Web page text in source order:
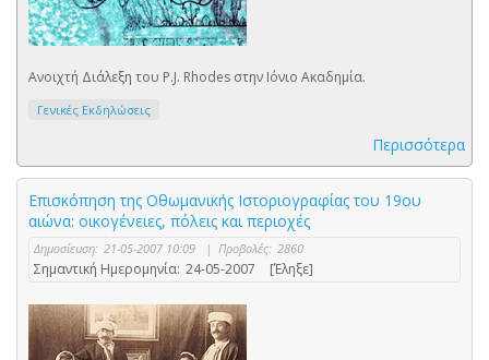
Ανοιχτή Διάλεξη του P.J. Rhodes στην Ιόνιο Ακαδημία.
Γενικές Εκδηλώσεις
Περισσότερα
Επισκόπηση της Οθωμανικής Ιστοριογραφίας του 19ου
αιώνα: οικογένειες, πόλεις και περιοχές
Δημοσίευση: 21-05-2007 10:09 | Προβολές: 2860
Σημαντική Ημερομηνία: 24-05-2007 [Έληξε]